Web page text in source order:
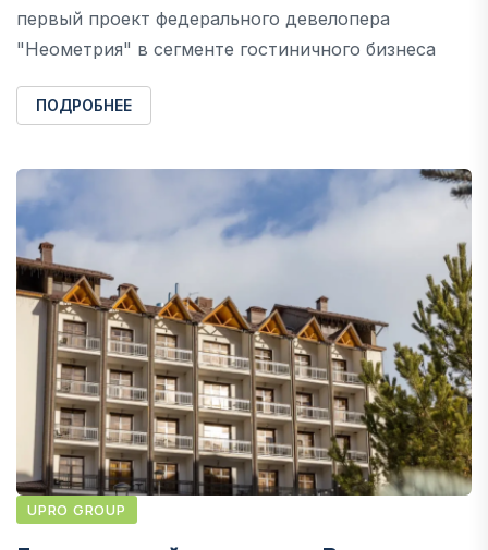
первый проект федерального девелопера
"Неометрия" в сегменте гостиничного бизнеса
ПОДРОБНЕЕ
UPRO GROUP